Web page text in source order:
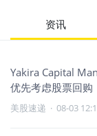
资讯
Yakira Capital
优先考虑股票回购
美股速递 · 08-03